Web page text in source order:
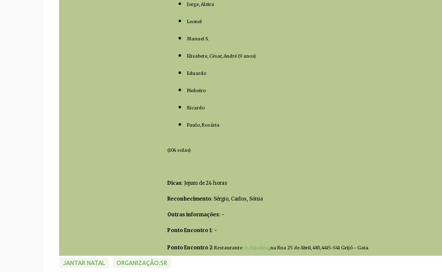
Jorge, Alzira
Leonel
Manuel S.
Elisabete, César, André (9 anos)
Eduardo
Pinheiro
Ricardo
Paulo, Rosária
(104 solas)
Dicas: Jejum de 24 horas
Reconhecimento: Sérgio, Carlos, Sónia
Outras informações: -
Ponto Encontro 1: -
Ponto Encontro 2: Restaurante Os Ripolins, na Rua 25 de Abril, 483, 4415-541 Grijó - Gaia
JANTAR NATAL ORGANIZAÇÃO:SR